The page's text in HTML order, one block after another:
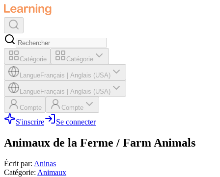
Catégorie Catégorie
LangueFrançais Anglais (USA)
LangueFrançais Anglais (USA)
Compte Compte
S'inscrire Se connecter
Animaux de la Ferme / Farm Animals
Écrit par: Aninas
Catégorie: Animaux